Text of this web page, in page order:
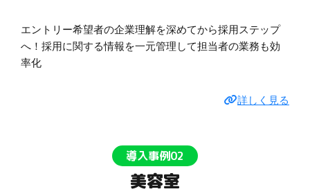
エントリー希望者の企業理解を深めてから採用ステップ
へ！採用に関する情報を一元管理して担当者の業務も効
率化
詳しく見る
導入事例02
美容室